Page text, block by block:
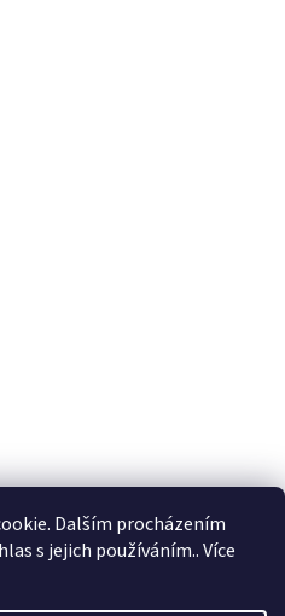
Dalším procházením
s jejich používáním.. Více
9.8.2026 - bude
bude uzavřená!